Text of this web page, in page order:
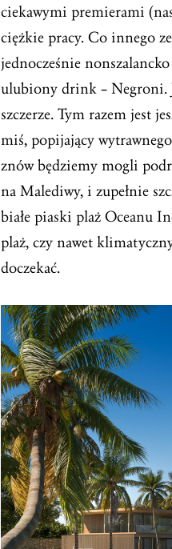
ciekawymi premierami
ciężkie pracy. Co innego
jednocześnie
ulubiony drink – Negroni.
szczerze. Tym razem jest
miś, popijający
znów będziemy mogli
na Malediwy, i zupełnie
białe piaski plaż Oceanu
plaż, czy nawet
doczekać.